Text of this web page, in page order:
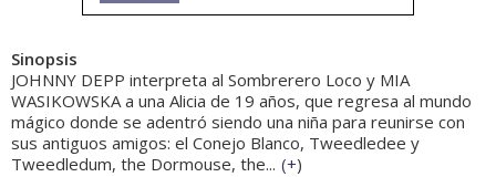
Sinopsis
JOHNNY DEPP interpreta al Sombrerero Loco y MIA
WASIKOWSKA a una Alicia de 19 años, que regresa al mundo
mágico donde se adentró siendo una niña para reunirse con
sus antiguos amigos: el Conejo Blanco, Tweedledee y
Tweedledum, the Dormouse, the... (+)